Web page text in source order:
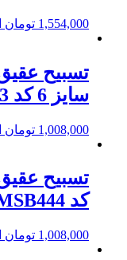
1,554,000 تومان
سایز 6 کد MSB443
1,008,000 تومان
کد MSB444
1,008,000 تومان